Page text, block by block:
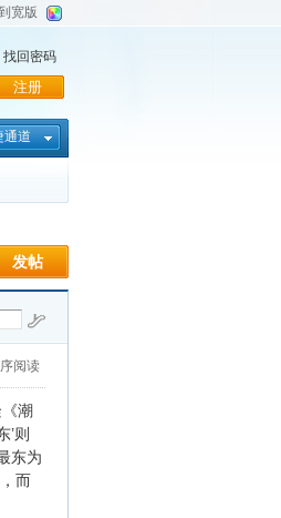
宽版
找回密码
注册
通道
发帖
阅读
潮
’则
东为
而